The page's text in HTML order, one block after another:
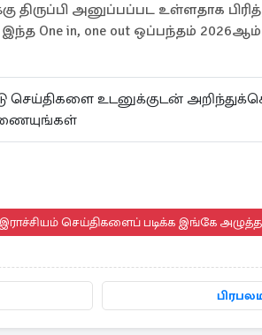
திருப்பி அனுப்பப்பட உள்ளதாக
One in, one out ஒப்பந்தம்
செய்திகளை உடனுக்குடன்
செய்திகளைப் படிக்க இங்கே